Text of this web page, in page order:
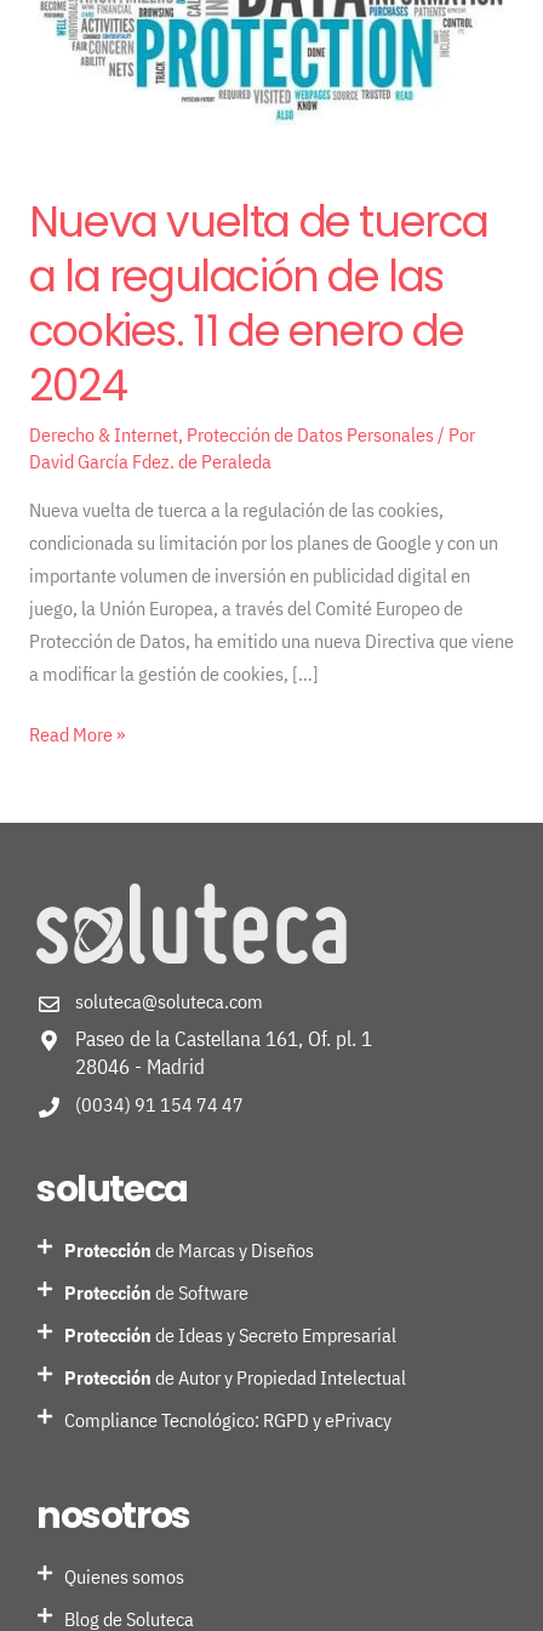
Nueva vuelta de tuerca
a la regulación de las
cookies. 11 de enero de
2024
Derecho & Internet, Protección de Datos Personales/ Por
David García Fdez. de Peraleda
Nueva vuelta de tuerca a la regulación de las cookies,
condicionada su limitación por los planes de Google y con un
importante volumen de inversión en publicidad digital en
juego, la Unión Europea, a través del Comité Europeo de
Protección de Datos, ha emitido una nueva Directiva que viene
a modificar la gestión de cookies, […]
la
regulación
de
enero
de
Read More »
soluteca@soluteca.com
Paseo de la Castellana 161, Of. pl. 1
28046 - Madrid
(0034) 91 154 74 47
soluteca
Protección de Marcas y Diseños
Protección de Software
Protección de Ideas y Secreto Empresarial
Protección de Autor y Propiedad Intelectual
Compliance Tecnológico: RGPD y ePrivacy
nosotros
Quienes somos
Blog de Soluteca